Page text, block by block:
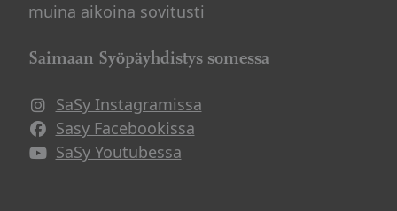
muina aikoina sovitusti
Saimaan Syöpäyhdistys somessa
SaSy Instagramissa
Avautuu uuteen ikkunaan
Sasy Facebookissa
Avautuu uuteen ikkunaan
SaSy Youtubessa
Avautuu uuteen ikkunaan